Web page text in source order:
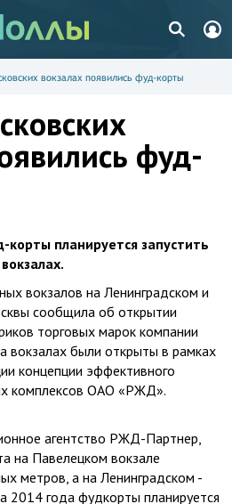
вокзалах появились фуд-корты
фуд-
планируется запустить
вокзалов на Ленинградском и
сообщила об открытии
торговых марок компании
вокзалах были открыты в рамках
концепции эффективного
комплексов ОАО «РЖД».
агентство РЖД-Партнер,
на Павелецком вокзале
метров, а на Ленинградском -
2014 года фудкорты планируется